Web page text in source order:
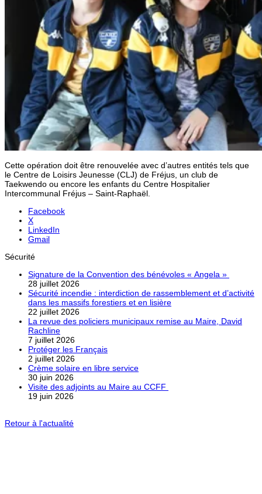
Cette opération doit être renouvelée avec d’autres entités tels que
le Centre de Loisirs Jeunesse (CLJ) de Fréjus, un club de
Taekwendo ou encore les enfants du Centre Hospitalier
Intercommunal Fréjus – Saint-Raphaël.
Facebook
X
LinkedIn
Gmail
Sécurité
Signature de la Convention des bénévoles « Angela »
28 juillet 2026
Sécurité incendie : interdiction de rassemblement et d’activité
dans les massifs forestiers et en lisière
22 juillet 2026
La revue des policiers municipaux remise au Maire, David
Rachline
7 juillet 2026
Protéger les Français
2 juillet 2026
Crème solaire en libre service
30 juin 2026
Visite des adjoints au Maire au CCFF
19 juin 2026
Retour à l'actualité